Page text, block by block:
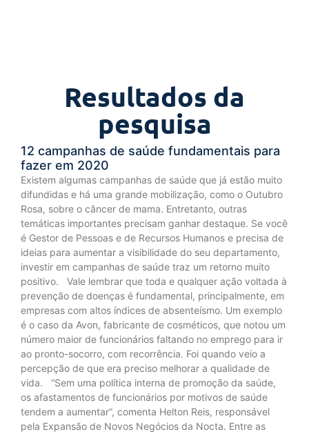
Resultados da
pesquisa
12 campanhas de saúde fundamentais para
fazer em 2020
Existem algumas campanhas de saúde que já estão muito
difundidas e há uma grande mobilização, como o Outubro
Rosa, sobre o câncer de mama. Entretanto, outras
temáticas importantes precisam ganhar destaque. Se você
é Gestor de Pessoas e de Recursos Humanos e precisa de
ideias para aumentar a visibilidade do seu departamento,
investir em campanhas de saúde traz um retorno muito
positivo. Vale lembrar que toda e qualquer ação voltada à
prevenção de doenças é fundamental, principalmente, em
empresas com altos índices de absenteísmo. Um exemplo
é o caso da Avon, fabricante de cosméticos, que notou um
número maior de funcionários faltando no emprego para ir
ao pronto-socorro, com recorrência. Foi quando veio a
percepção de que era preciso melhorar a qualidade de
vida. “Sem uma política interna de promoção da saúde,
os afastamentos de funcionários por motivos de saúde
tendem a aumentar”, comenta Helton Reis, responsável
pela Expansão de Novos Negócios da Nocta. Entre as